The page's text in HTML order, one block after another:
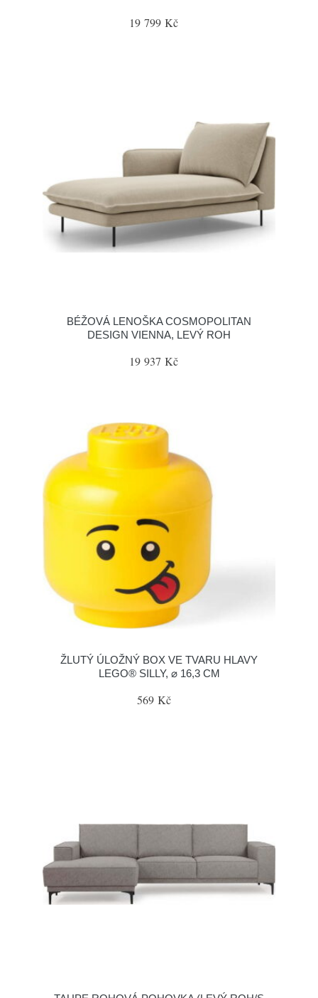
19 799 Kč
BÉŽOVÁ LENOŠKA COSMOPOLITAN
DESIGN VIENNA, LEVÝ ROH
19 937 Kč
ŽLUTÝ ÚLOŽNÝ BOX VE TVARU HLAVY
LEGO® SILLY, ⌀ 16,3 CM
569 Kč